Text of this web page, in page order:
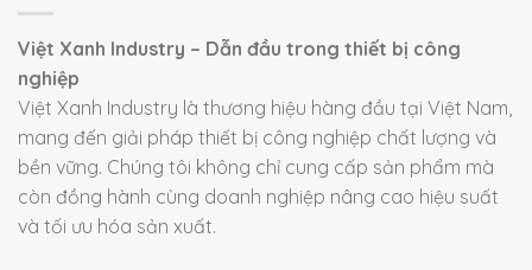
Việt Xanh Industry – Dẫn đầu trong thiết bị công
nghiệp
Việt Xanh Industry là thương hiệu hàng đầu tại Việt Nam,
mang đến giải pháp thiết bị công nghiệp chất lượng và
bền vững. Chúng tôi không chỉ cung cấp sản phẩm mà
còn đồng hành cùng doanh nghiệp nâng cao hiệu suất
và tối ưu hóa sản xuất.